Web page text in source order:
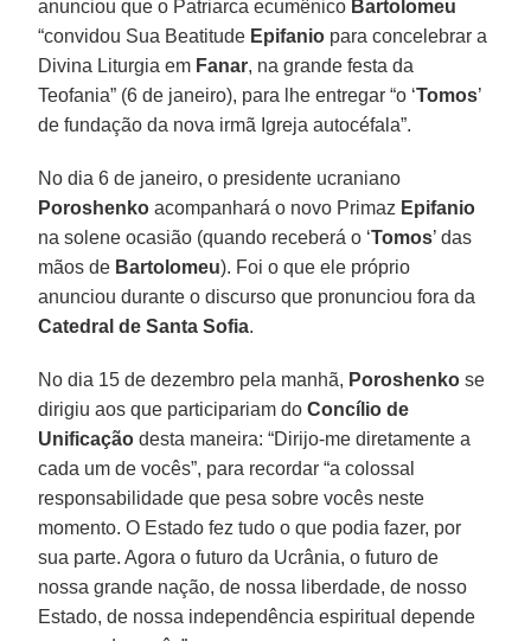
anunciou que o Patriarca ecumênico Bartolomeu
“convidou Sua Beatitude Epifanio para concelebrar a
Divina Liturgia em Fanar, na grande festa da
Teofania” (6 de janeiro), para lhe entregar “o ‘Tomos’
de fundação da nova irmã Igreja autocéfala”.
No dia 6 de janeiro, o presidente ucraniano
Poroshenko acompanhará o novo Primaz Epifanio
na solene ocasião (quando receberá o ‘Tomos’ das
mãos de Bartolomeu). Foi o que ele próprio
anunciou durante o discurso que pronunciou fora da
Catedral de Santa Sofia.
No dia 15 de dezembro pela manhã, Poroshenko se
dirigiu aos que participariam doConcílio de
Unificação desta maneira: “Dirijo-me diretamente a
cada um de vocês”, para recordar “a colossal
responsabilidade que pesa sobre vocês neste
momento. O Estado fez tudo o que podia fazer, por
sua parte. Agora o futuro da Ucrânia, o futuro de
nossa grande nação, de nossa liberdade, de nosso
Estado, de nossa independência espiritual depende